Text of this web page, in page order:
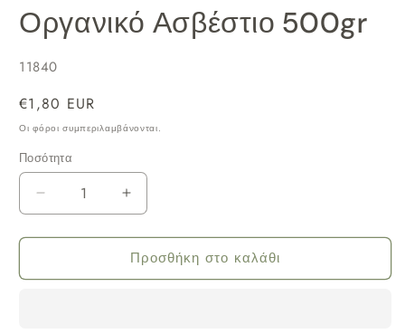
μέσου
1
βοηθητικό
Οργανικό Ασβέστιο 500gr
SKU:
11840
Κανονική
τιμή
€1,80 EUR
Οι φόροι συμπεριλαμβάνονται.
Ποσότητα
Μείωση
Οργανικό
Αύξηση
για
Οργανικό
Προσθήκη στο καλάθι